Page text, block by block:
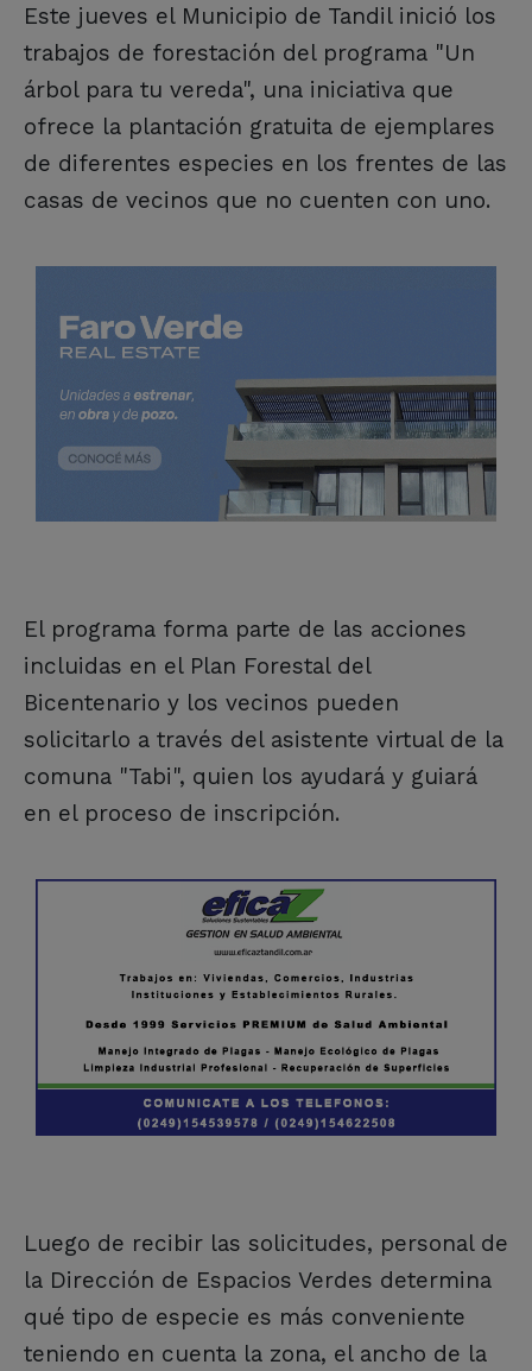
Este jueves el Municipio de Tandil inició los
trabajos de forestación del programa "Un
árbol para tu vereda", una iniciativa que
ofrece la plantación gratuita de ejemplares
de diferentes especies en los frentes de las
casas de vecinos que no cuenten con uno.
El programa forma parte de las acciones
incluidas en el Plan Forestal del
Bicentenario y los vecinos pueden
solicitarlo a través del asistente virtual de la
comuna "Tabi", quien los ayudará y guiará
en el proceso de inscripción.
Luego de recibir las solicitudes, personal de
la Dirección de Espacios Verdes determina
qué tipo de especie es más conveniente
teniendo en cuenta la zona, el ancho de la